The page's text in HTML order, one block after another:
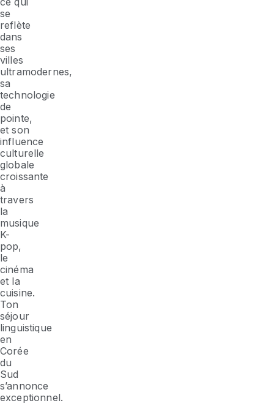
se
reflète
dans
ses
villes
ultramodernes,
sa
technologie
de
pointe,
et son
influence
culturelle
globale
croissante
à
travers
la
musique
K-
pop,
le
cinéma
et la
cuisine.
Ton
séjour
linguistique
en
Corée
du
Sud
s’annonce
exceptionnel.